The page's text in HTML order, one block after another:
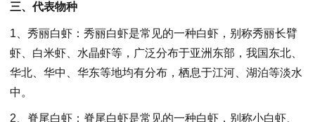
三、代表物种
1、秀丽白虾：秀丽白虾是常见的一种白虾，别称秀丽长臂
虾、白米虾、水晶虾等，广泛分布于亚洲东部，我国东北、
华北、华中、华东等地均有分布，栖息于江河、湖泊等淡水
中。
2、脊尾白虾：脊尾白虾是常见的一种白虾，别称小白虾、